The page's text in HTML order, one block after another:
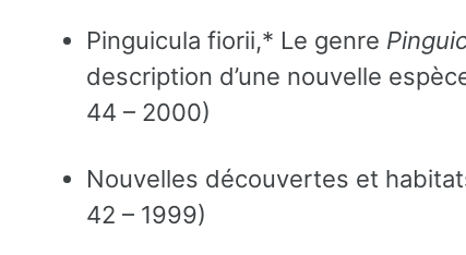
Pinguicula fiorii,* Le genre
description d’une nouvelle
44 – 2000)
Nouvelles découvertes et
42 – 1999)